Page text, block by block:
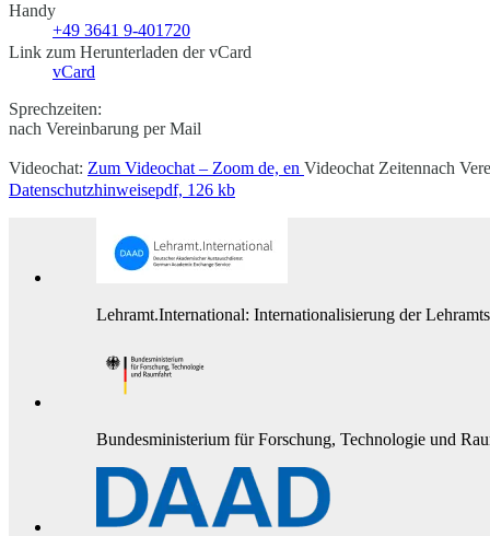
Handy
+49 3641 9-401720
Link zum Herunterladen der vCard
vCard
Sprechzeiten:
nach Vereinbarung per Mail
Videochat: Zum Videochat – Zoom de, en Videochat Zeitennach
Datenschutzhinweisepdf, 126 kb
Lehramt.International: Internationalisierung der
Bundesministerium für Forschung, Technologie und